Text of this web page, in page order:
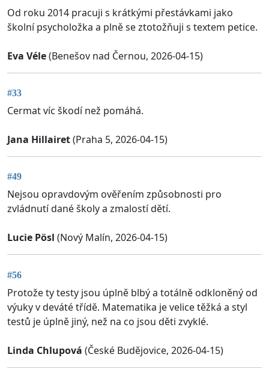
Od roku 2014 pracuji s krátkými přestávkami jako
školní psycholožka a plně se ztotožňuji s textem petice.
Eva Véle(Benešov nad Černou, 2026-04-15)
#33
Cermat víc škodí než pomáhá.
Jana Hillairet(Praha 5, 2026-04-15)
#49
Nejsou opravdovým ověřením způsobnosti pro
zvládnutí dané školy a zmalostí dětí.
Lucie Pösl (Nový Malín, 2026-04-15)
#56
Protože ty testy jsou úplně blbý a totálně odkloněný od
výuky v deváté třídě. Matematika je velice těžká a styl
testů je úplně jiný, než na co jsou děti zvyklé.
Linda Chlupová (České Budějovice, 2026-04-15)